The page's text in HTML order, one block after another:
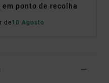
em ponto de recolha
de10 Agosto